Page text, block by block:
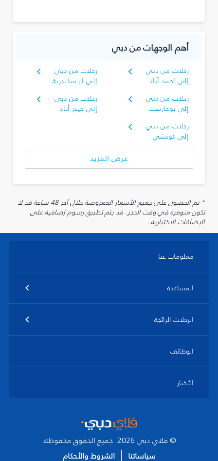
أهم الوجهات من دبي
رحلات من دبي
إلى أحمد آباد
رحلات من دبي
إلى الإسكندرية
رحلات من دبي
إلى بوخارست
رحلات من دبي
إلى حيدر أباد
رحلات من دبي
إلى كوتشي
عرض المزيد
* تم الحصول على جميع الأسعار المعروضة خلال آخر 48 ساعة قد لا
تكون متوفرة في وقت الحجز. قد يتم تطبيق رسوم إضافية على
الإضافات الاختيارية.
معلومات عنا
المساعدة
الرحلات الرائجة
الوظائف
الأخبار
© فلاي دبي 2026. جميع الحقوق محفوظة.
سياساتنا
الشروط والأحكام